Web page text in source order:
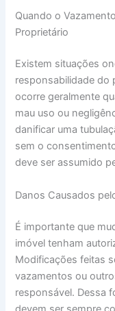
Quando o
Proprietário
Existem situações
responsabilidade do
ocorre geralmente
mau uso ou
danificar uma
sem o
deve ser assumido
Danos Causados
É importante que
imóvel tenham
Modificações feitas
vazamentos ou
responsável. Dessa